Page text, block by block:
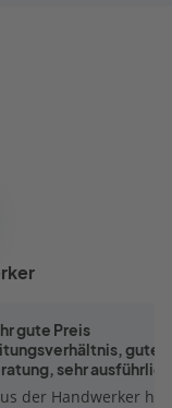
gute Preis
gute
sehr
offene Beratung
der Handwerker hat